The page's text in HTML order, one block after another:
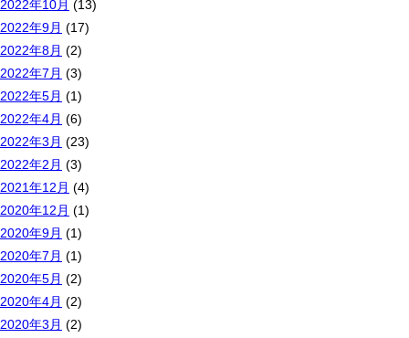
2022年10月 (13)
2022年9月 (17)
2022年8月 (2)
2022年7月 (3)
2022年5月 (1)
2022年4月 (6)
2022年3月 (23)
2022年2月 (3)
2021年12月 (4)
2020年12月 (1)
2020年9月 (1)
2020年7月 (1)
2020年5月 (2)
2020年4月 (2)
2020年3月 (2)